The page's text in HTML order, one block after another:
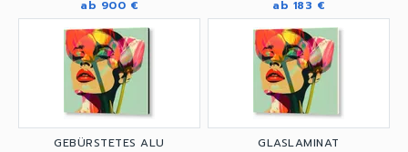
ab 900 €
ab 183 €
GEBÜRSTETES ALU
GLASLAMINAT